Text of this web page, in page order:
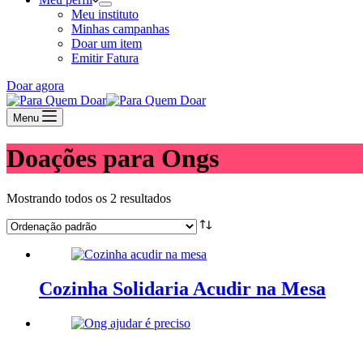
Meu instituto
Minhas campanhas
Doar um item
Emitir Fatura
Doar agora
Menu
Doações para Ongs
Mostrando todos os 2 resultados
Cozinha Solidaria Acudir na Mesa